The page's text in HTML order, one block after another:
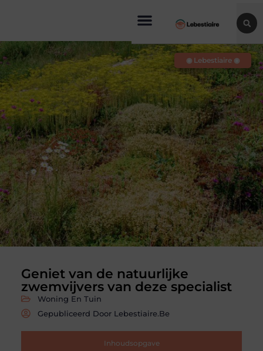
Geniet van de natuurlijke
zwemvijvers van deze specialist
Woning En Tuin
Gepubliceerd Door Lebestiaire.be
Inhoudsopgave
◉ Lebestiaire ◉